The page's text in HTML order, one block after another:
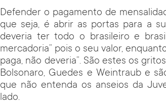
Defender o pagamento de
que seja, é abrir as portas para a
deveria ter todo o brasileiro e
mercadoria” pois o seu valor,
paga, não deveria”. São estes os
Bolsonaro, Guedes e Weintraub e
que não entenda os anseios da
lado.